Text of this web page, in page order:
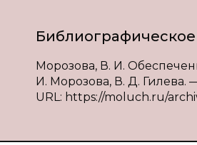
Морозова, В. И.
И. Морозова, В. Д.
URL: https://moluch.ru/